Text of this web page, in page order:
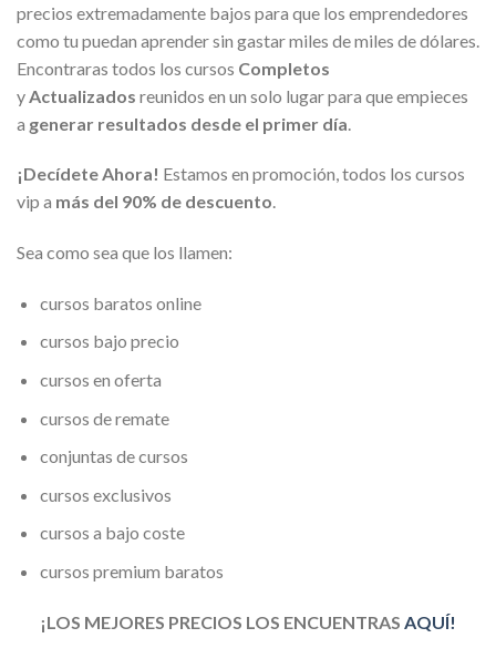
precios extremadamente bajos para que los emprendedores
como tu puedan aprender sin gastar miles de miles de dólares.
Encontraras todos los cursos Completos
y Actualizados reunidos en un solo lugar para que empieces
a generar resultados desde el primer día
¡Decídete Ahora! Estamos en promoción, todos los cursos
vip a más del 90% de descuento.
Sea como sea que los llamen:
cursos baratos online
cursos bajo precio
cursos en oferta
cursos de remate
conjuntas de cursos
cursos exclusivos
cursos a bajo coste
cursos premium baratos
¡LOS MEJORES PRECIOS LOS ENCUENTRAS AQUÍ!